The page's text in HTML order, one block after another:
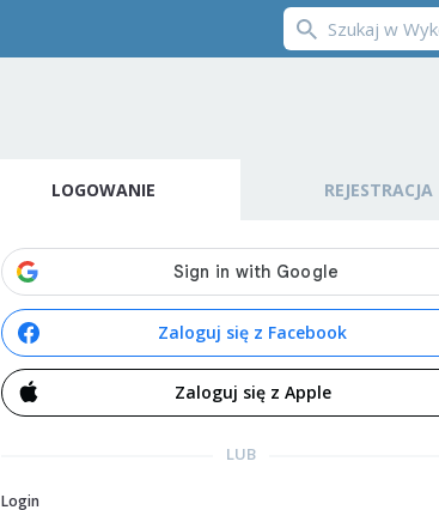
LOGOWANIE REJESTRACJA
Zaloguj się z Facebook
Zaloguj się z Apple
LUB
Login